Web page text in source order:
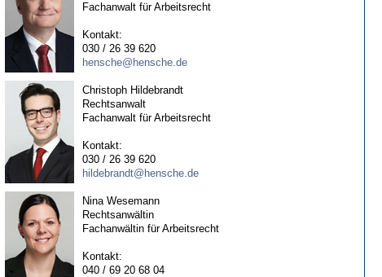
Fachanwalt für Arbeitsrecht
Kontakt:
030 / 26 39 620
hensche@hensche.de
Christoph Hildebrandt
Rechtsanwalt
Fachanwalt für Arbeitsrecht
Kontakt:
030 / 26 39 620
hildebrandt@hensche.de
Nina Wesemann
Rechtsanwältin
Fachanwältin für Arbeitsrecht
Kontakt:
040 / 69 20 68 04